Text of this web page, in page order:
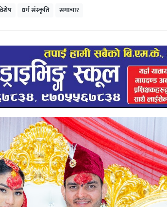
धर्म संस्कृति समाचार